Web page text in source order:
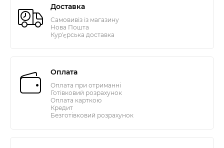
Доставка
Самовивіз із магазину
Нова Пошта
Кур'єрська доставка
Оплата
Оплата при отриманні
Готівковий розрахунок
Оплата карткою
Кредит
Безготівковий розрахунок